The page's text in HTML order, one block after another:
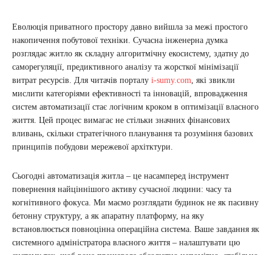
Еволюція приватного простору давно вийшла за межі простого
накопичення побутової техніки. Сучасна інженерна думка
розглядає житло як складну алгоритмічну екосистему, здатну до
саморегуляції, предиктивного аналізу та жорсткої мінімізації
витрат ресурсів. Для читачів порталу i-sumy.com, які звикли
мислити категоріями ефективності та інновацій, впровадження
систем автоматизації стає логічним кроком в оптимізації власного
життя. Цей процес вимагає не стільки значних фінансових
вливань, скільки стратегічного планування та розуміння базових
принципів побудови мережевої архітктури.
Сьогодні автоматизація житла – це насамперед інструмент
повернення найціннішого активу сучасної людини: часу та
когнітивного фокуса. Ми маємо розглядати будинок не як пасивну
бетонну структуру, а як апаратну платформу, на яку
встановлюється повноцінна операційна система. Ваше завдання як
системного адміністратора власного життя – налаштувати цю